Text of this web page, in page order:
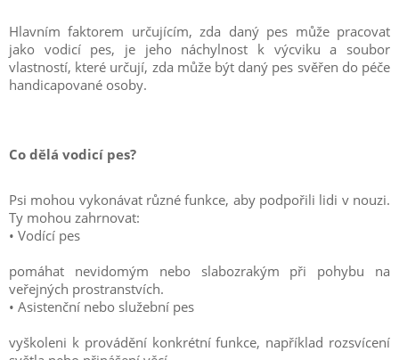
Hlavním faktorem určujícím, zda daný pes může pracovat
jako vodicí pes, je jeho náchylnost k výcviku a soubor
vlastností, které určují, zda může být daný pes svěřen do péče
handicapované osoby.
Co dělá vodicí pes?
Psi mohou vykonávat různé funkce, aby podpořili lidi v nouzi.
Ty mohou zahrnovat:
• Vodící pes
pomáhat nevidomým nebo slabozrakým při pohybu na
veřejných prostranstvích.
• Asistenční nebo služební pes
vyškoleni k provádění konkrétní funkce, například rozsvícení